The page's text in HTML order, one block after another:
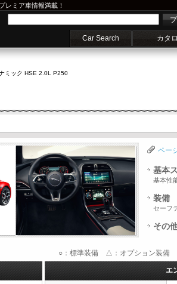
レミア車情報満載！
Car Search カタ
ミック HSE 2.0L P250
ペー
基本
基本性
装備
セーフ
その
○：標準装備 △：オプション装備 -
エ